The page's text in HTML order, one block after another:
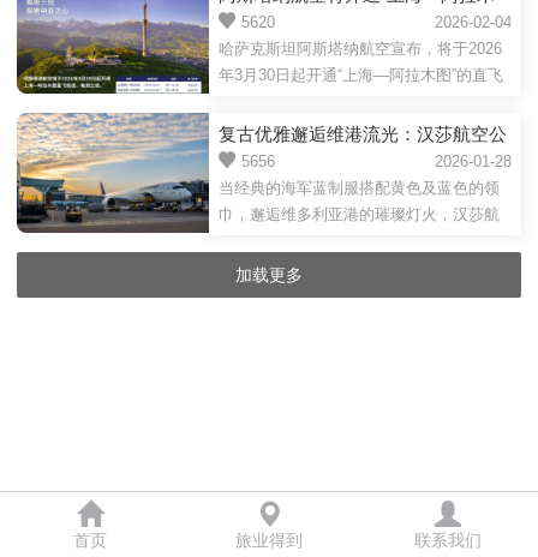
十多年管理、财务、会计、人力资源及流
程管理经验的中国籍专业人士，严女士为
这...
A330-900neo升级为旗舰宽体客机空客
A350-900；同时，上海浦东前往底特律的
每日直飞航班，到达时刻也将优化，为旅
区总监兼首席代表周曼表示：“此次升级举
措彰显了达美航空持续提升中国旅客出行
体验的承诺。通过升级机型、优化航班时
刻，...
图”直飞航线
2026-02-04
5620
哈萨克斯坦阿斯塔纳航空宣布，将于2026
年3月30日起开通“上海—阿拉木图”的直飞
空客A321LR客机执飞，每周三班。上海至
阿拉木图KC282航班将于每周一、周三、
周五05点40分从上海浦东国际机场
（PVG）出发，10点15分抵达阿拉木图国
二、周四、周日19点10分从阿拉木图国际
复古优雅邂逅维港流光：汉莎航空公
司庆祝香港—法兰克福航线通航65周
年
2026-01-28
5656
当经典的海军蓝制服搭配黄色及蓝色的领
巾，邂逅维多利亚港的璀璨灯火，汉莎航
香港—法兰克福航线通航65周年。今日，
身着复古制服的汉莎航空公关机组亮相香
加载更多
首页 旅业得到 联系我们